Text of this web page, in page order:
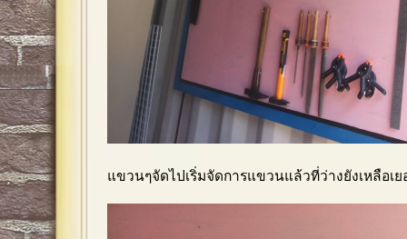
แขวนๆจัดไปเริ่มจัดการแขวนแล้วที่ว่างยังเหลือเย